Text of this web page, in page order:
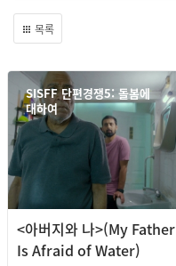
목록
SISFF 단편경쟁5: 돌봄에
대하여
<아버지와 나>(My Father
Is Afraid of Water)